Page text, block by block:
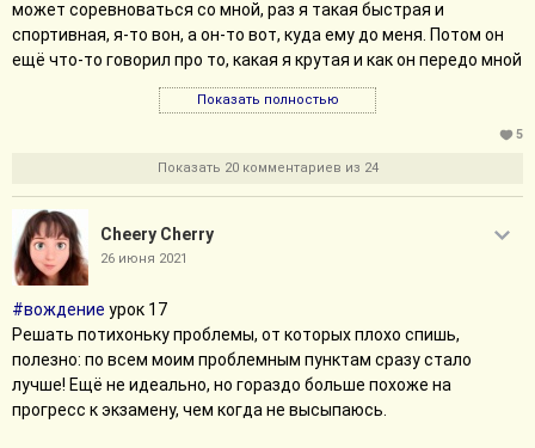
может соревноваться со мной, раз я такая быстрая и
спортивная, я-то вон, а он-то вот, куда ему до меня. Потом он
ещё что-то говорил про то, какая я крутая и как он передо мной
не выдерживает никакого сравнения, я слегка потеряла нить
его мысли, пока она не оборвалась вопросом.
Думаю: никогда не слышала рост в обозначениях 16-17, но в
принципе, по-французски давление, например, не 120/80, а
12/8 - может быть, 16 - это 160+, а 17 - 170+?
- Да, семнадцать, - отвечаю несколько потерянно.
- Вот видите, сто семьдесят семь, а мне-то куда! -
подтверждает он. Я запоздало соображаю, что по-французски
семьдесят семь - это шестьдесят-десять-семь, так что
вопрос изначальный был, рост у меня сто шестьдесят
шестнадцать или семнадцать. :D И что действительно, он
Показать полностью
5
Показать 20 комментариев из 24
Cheery Cherry
26 июня 2021
#вождение урок 17
Решать потихоньку проблемы, от которых плохо спишь,
полезно: по всем моим проблемным пунктам сразу стало
лучше! Ещё не идеально, но гораздо больше похоже на
прогресс к экзамену, чем когда не высыпаюсь.